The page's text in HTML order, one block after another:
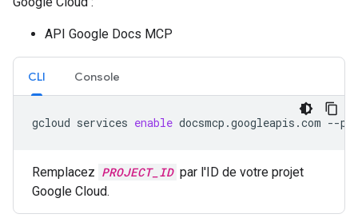
API Google Docs MCP
CLI Console
gcloud services enable docsmcp.googleapis.com --
Remplacez PROJECT_ID par l'ID de votre projet
Google Cloud.